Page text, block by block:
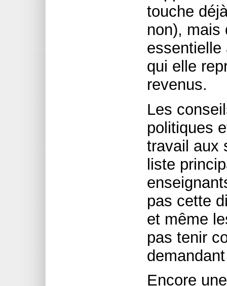
touche
non), mais
essentielle
qui elle
revenus.
Les
politiques
travail aux
liste
pas cette
et même
pas tenir
Encore